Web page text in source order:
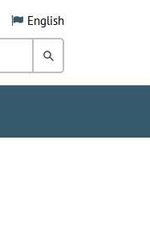
English
Rechercher
dans
Grand